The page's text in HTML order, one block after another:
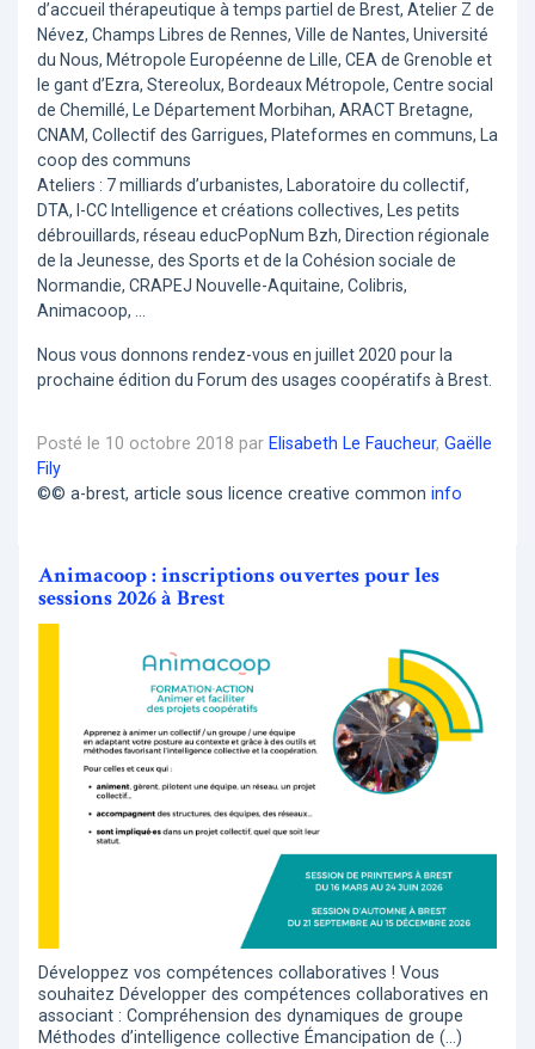
d’accueil thérapeutique à temps partiel de Brest, Atelier Z de
Névez, Champs Libres de Rennes, Ville de Nantes, Université
du Nous, Métropole Européenne de Lille, CEA de Grenoble et
le gant d’Ezra, Stereolux, Bordeaux Métropole, Centre social
de Chemillé, Le Département Morbihan, ARACT Bretagne,
CNAM, Collectif des Garrigues, Plateformes en communs, La
coop des communs
Ateliers : 7 milliards d’urbanistes, Laboratoire du collectif,
DTA, I-CC Intelligence et créations collectives, Les petits
débrouillards, réseau educPopNum Bzh, Direction régionale
de la Jeunesse, des Sports et de la Cohésion sociale de
Normandie, CRAPEJ Nouvelle-Aquitaine, Colibris,
Animacoop, ...
Nous vous donnons rendez-vous en juillet 2020 pour la
prochaine édition du Forum des usages coopératifs à Brest.
Posté le 10 octobre 2018 par Elisabeth Le Faucheur, Gaëlle
Fily
©© a-brest, article sous licence creative common info
Animacoop : inscriptions ouvertes pour les
sessions 2026 à Brest
Développez vos compétences collaboratives ! Vous
souhaitez Développer des compétences collaboratives en
associant : Compréhension des dynamiques de groupe
Méthodes d’intelligence collective Émancipation de (…)